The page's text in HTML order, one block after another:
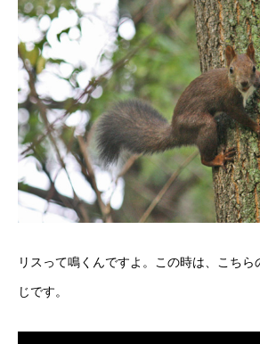
リスって鳴くんですよ。この時は、こち
じです。